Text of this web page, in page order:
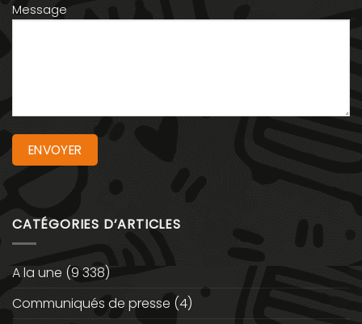
Message
CATÉGORIES D’ARTICLES
A la une (9 338)
Communiqués de presse (4)